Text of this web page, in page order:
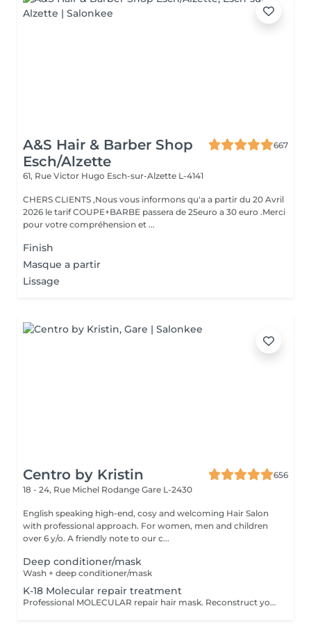
A&S Hair & Barber Shop
Esch/Alzette
667
61, Rue Victor Hugo Esch-sur-Alzette L-4141
CHERS CLIENTS ,Nous vous informons qu'a a partir du 20 Avril
2026 le tarif COUPE+BARBE passera de 25euro a 30 euro .Merci
pour votre compréhension et ...
Finish
Masque a partir
Lissage
Centro by Kristin
656
18 - 24, Rue Michel Rodange Gare L-2430
English speaking high-end, cosy and welcoming Hair Salon
with professional approach. For women, men and children
over 6 y/o. A friendly note to our c...
Deep conditioner/mask
Wash + deep conditioner/mask
K-18 Molecular repair treatment
Professional MOLECULAR repair hair mask. Reconstruct your hair in just 4 minutes,